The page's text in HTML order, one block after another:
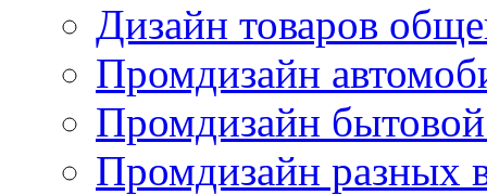
Дизайн товаров
Промдизайн
Промдизайн
Промдизайн разных